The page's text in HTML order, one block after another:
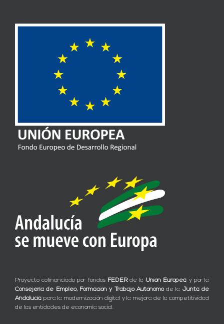
Proyecto cofinanciado por fondos FEDERde la Unión Europea y por la
Consejería de Empleo, Formación y Trabajo Autónomode la Junta de
Andalucía para la modernización digital y la mejora de la competitividad
de las entidades de economía social.